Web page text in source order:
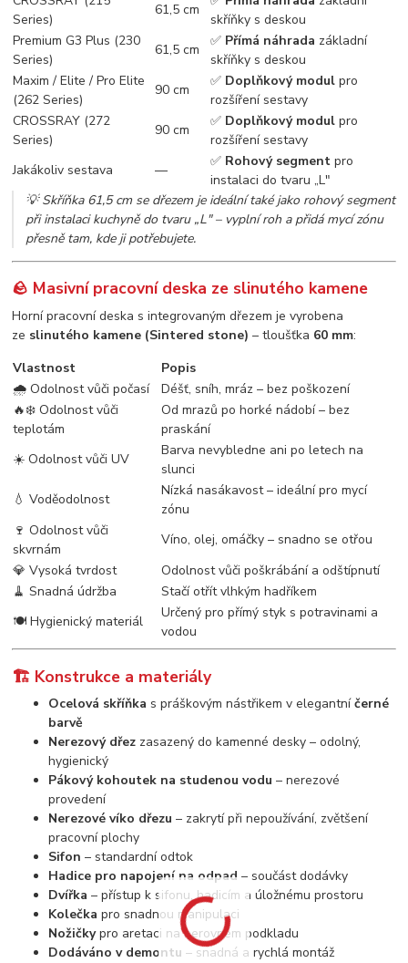
Series)
61,5 cm
skříňky s deskou
Premium G3 Plus (230
Series)
61,5 cm
✅ Přímá náhrada základní
skříňky s deskou
Maxim / Elite / Pro Elite
(262 Series)
90 cm
✅ Doplňkový modul pro
rozšíření sestavy
CROSSRAY (272
Series)
90 cm
✅ Doplňkový modul pro
rozšíření sestavy
Jakákoliv sestava
—
✅ Rohový segment pro
instalaci do tvaru „L"
💡Skříňka 61,5 cm se dřezem je ideální také jako rohový segment
při instalaci kuchyně do tvaru „L" – vyplní roh a přidá mycí zónu
přesně tam, kde ji potřebujete.
🪨 Masivní pracovní deska ze slinutého kamene
Horní pracovní deska s integrovaným dřezem je vyrobena
ze slinutého kamene (Sintered stone) – tloušťka 60 mm:
Vlastnost
Popis
🌧️ Odolnost vůči počasí
Déšť, sníh, mráz – bez poškození
🔥❄️ Odolnost vůči
teplotám
Od mrazů po horké nádobí – bez
praskání
☀️ Odolnost vůči UV
Barva nevybledne ani po letech na
slunci
💧 Voděodolnost
Nízká nasákavost – ideální pro mycí
zónu
🍷 Odolnost vůči
skvrnám
Víno, olej, omáčky – snadno se otřou
💎 Vysoká tvrdost
Odolnost vůči poškrábání a odštípnutí
🧹 Snadná údržba
Stačí otřít vlhkým hadříkem
🍽️ Hygienický materiál
Určený pro přímý styk s potravinami a
vodou
🏗️ Konstrukce a materiály
Ocelová skříňka s práškovým nástřikem v elegantníčerné
barvě
Nerezový dřez zasazený do kamenné desky – odolný,
hygienický
Pákový kohoutek na studenou vodu – nerezové
provedení
Nerezové víko dřezu – zakrytí při nepoužívání, zvětšení
pracovní plochy
Sifon – standardní odtok
Hadice pro napojení na odpad – součást dodávky
Dvířka – přístup k sifonu, hadicím a úložnému prostoru
Kolečka pro snadnou manipulaci
Nožičkypro aretaci na nerovném podkladu
Dodáváno v demontu – snadná a rychlá montáž